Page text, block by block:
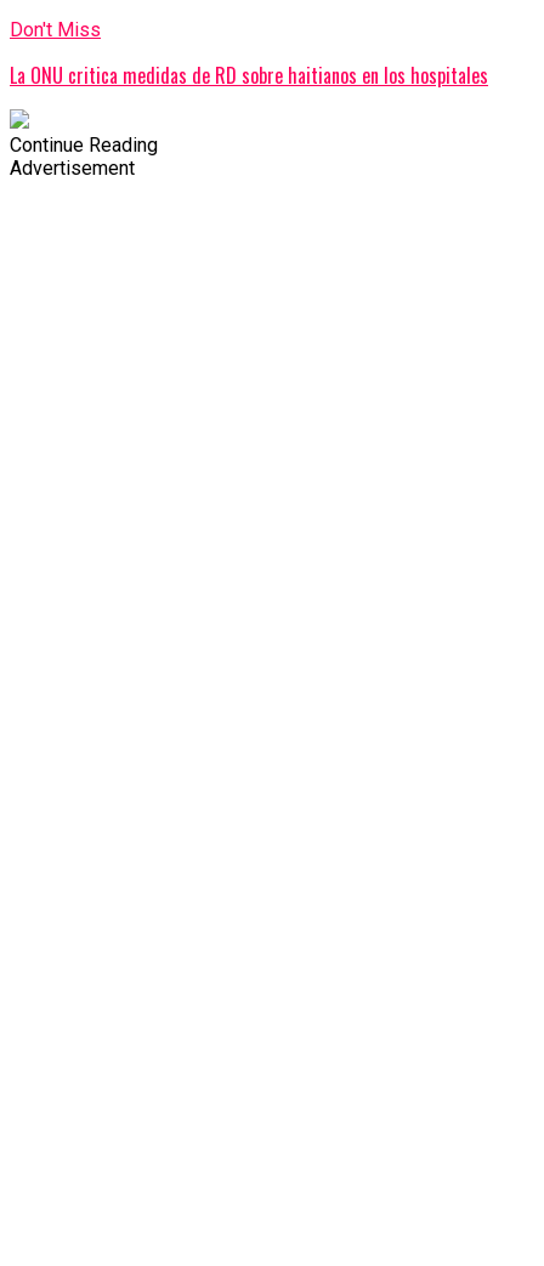
Don't Miss
La ONU critica medidas de RD sobre haitianos en los hospitales
Continue Reading
Advertisement